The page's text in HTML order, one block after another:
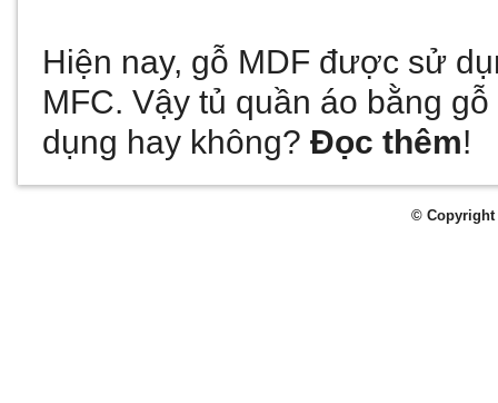
Hiện nay, gỗ MDF được sử
MFC. Vậy tủ quần áo bằng
dụng hay không? Đọc thêm!
© Copyright